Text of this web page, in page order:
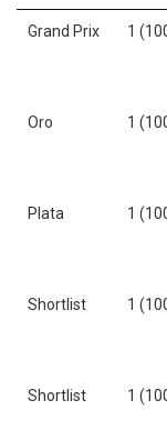
Grand Prix 1
Oro 1
Plata 1
Shortlist 1
Shortlist 1